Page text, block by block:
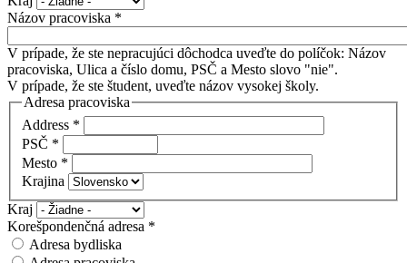
Názov pracoviska *
V prípade, že ste nepracujúci dôchodca uveďte do políčok: Názov
pracoviska, Ulica a číslo domu, PSČ a Mesto slovo "nie".
V prípade, že ste študent, uveďte názov vysokej školy.
Adresa pracoviska
Address *
PSČ *
Mesto *
Krajina
Kraj
Korešpondenčná adresa *
Adresa bydliska